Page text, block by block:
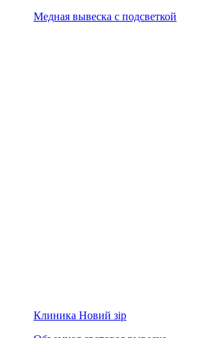
Медная вывеска с подсветкой
Клиника Новий зір